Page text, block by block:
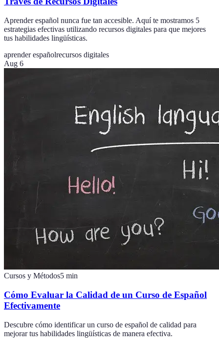
Aprender español nunca fue tan accesible. Aquí te mostramos 5
estrategias efectivas utilizando recursos digitales para que mejores
tus habilidades lingüísticas.
aprender españolrecursos digitales
Aug 6
Cursos y Métodos5 min
Cómo Evaluar la Calidad de un Curso de Español
Efectivamente
Descubre cómo identificar un curso de español de calidad para
mejorar tus habilidades lingüísticas de manera efectiva.